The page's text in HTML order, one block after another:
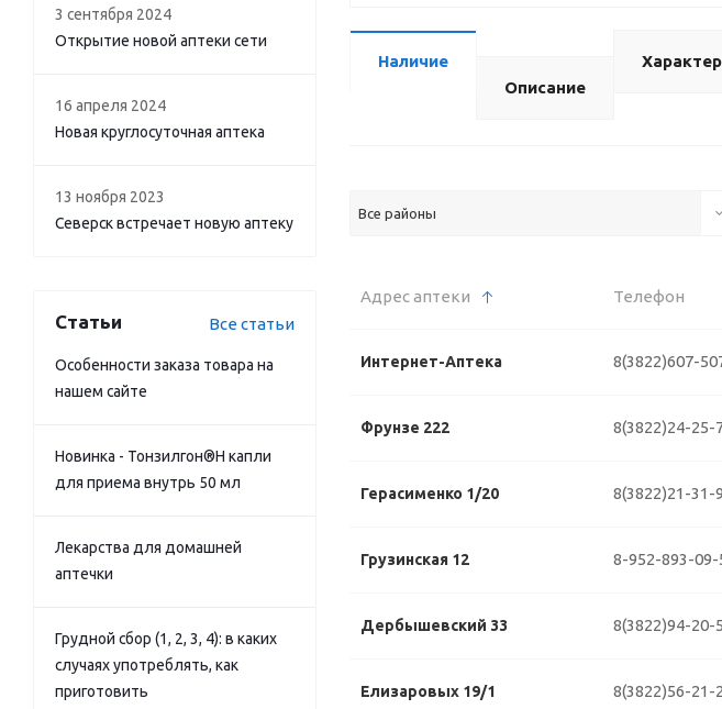
Наличие
Описание
Все районы
Адрес аптеки Телефон
Интернет-Аптека 8(3822)607-
Фрунзе 222 8(3822)24-25-
Герасименко 1/20 8(3822)21-31-
Грузинская 12 8-952-893-09-
Дербышевский 33 8(3822)94-20-
Елизаровых 19/1 8(3822)56-21-
3 сентября 2024
Открытие новой аптеки сети
16 апреля 2024
Новая круглосуточная аптека
13 ноября 2023
Северск встречает новую аптеку
Статьи Все статьи
Особенности заказа товара на
нашем сайте
Новинка - Тонзилгон®Н капли
для приема внутрь 50 мл
Лекарства для домашней
аптечки
Грудной сбор (1, 2, 3, 4): в каких
случаях употреблять, как
приготовить